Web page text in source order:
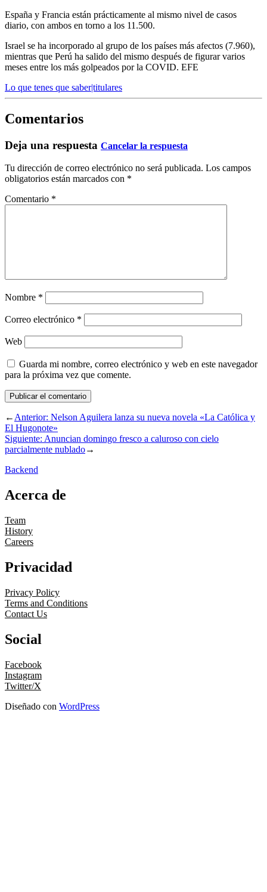
España y Francia están prácticamente al mismo nivel de casos
diario, con ambos en torno a los 11.500.
Israel se ha incorporado al grupo de los países más afectos (7.960),
mientras que Perú ha salido del mismo después de figurar varios
meses entre los más golpeados por la COVID. EFE
Lo que tenes que saber|titulares
Comentarios
Deja una respuesta Cancelar la respuesta
Tu dirección de correo electrónico no será publicada. Los campos
obligatorios están marcados con *
Comentario *
Nombre *
Correo electrónico *
Web
Guarda mi nombre, correo electrónico y web en este navegador
para la próxima vez que comente.
←Anterior: Nelson Aguilera lanza su nueva novela «La Católica y
El Hugonote»
Siguiente: Anuncian domingo fresco a caluroso con cielo
parcialmente nublado→
Backend
Acerca de
Team
History
Careers
Privacidad
Privacy Policy
Terms and Conditions
Contact Us
Social
Facebook
Instagram
Twitter/X
Diseñado con WordPress